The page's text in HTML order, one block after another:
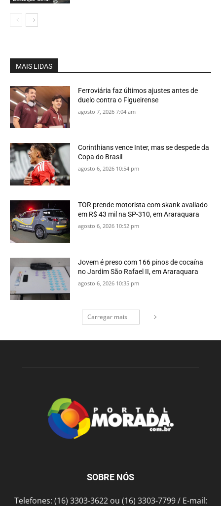
MAIS LIDAS
Ferroviária faz últimos ajustes antes de
duelo contra o Figueirense
agosto 7, 2026 7:04 am
Corinthians vence Inter, mas se despede da
Copa do Brasil
agosto 6, 2026 10:54 pm
TOR prende motorista com skank avaliado
em R$ 43 mil na SP-310, em Araraquara
agosto 6, 2026 10:52 pm
Jovem é preso com 166 pinos de cocaína
no Jardim São Rafael II, em Araraquara
agosto 6, 2026 10:35 pm
Carregar mais
SOBRE NÓS
Telefones: (16) 3303-3622 ou (16) 3303-7799 / E-mail: